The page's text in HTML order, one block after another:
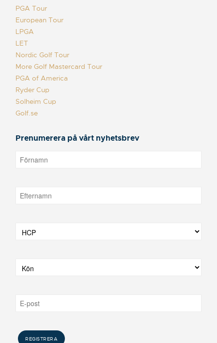
PGA Tour
European Tour
LPGA
LET
Nordic Golf Tour
More Golf Mastercard Tour
PGA of America
Ryder Cup
Solheim Cup
Golf.se
Prenumerera på vårt nyhetsbrev